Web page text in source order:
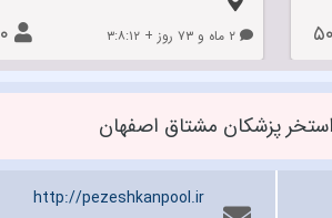
۵۰ ۲ ماه و ۷۳ روز + ۳:۸:۱۲
پزشکان مشتاق اصفهان
http://pezeshkanpool.ir